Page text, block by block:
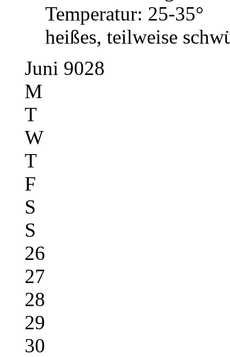
Temperatur: 25-35°
heißes, teilweise
Juni 9028
M
T
W
T
F
S
S
26
27
28
29
30